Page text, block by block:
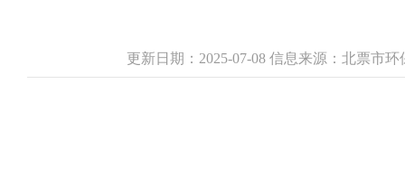
更新日期：2025-07-08 信息来源：北票市